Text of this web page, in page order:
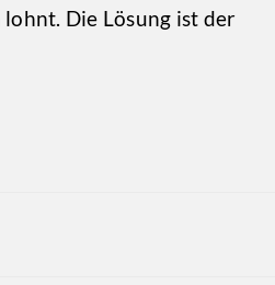
Die Lösung ist der